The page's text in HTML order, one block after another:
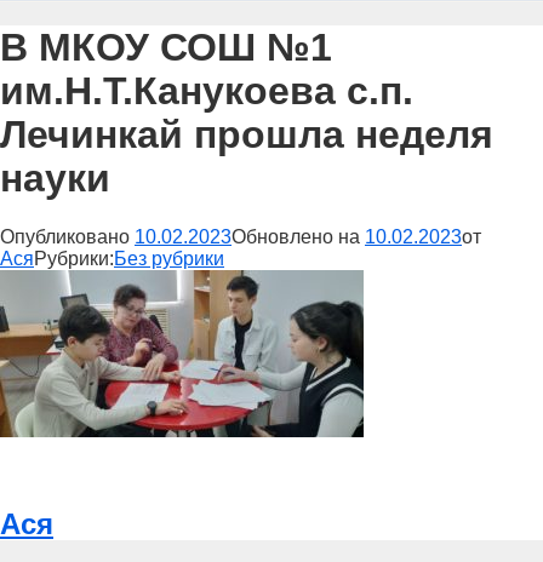
В МКОУ СОШ №1
им.Н.Т.Канукоева с.п.
Лечинкай прошла неделя
науки
Опубликовано 10.02.2023Обновлено на 10.02.2023от
АсяРубрики:Без рубрики
Ася